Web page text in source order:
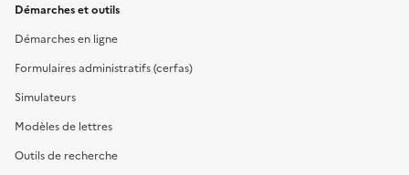
Démarches et outils
Démarches en ligne
Formulaires administratifs (cerfas)
Simulateurs
Modèles de lettres
Outils de recherche